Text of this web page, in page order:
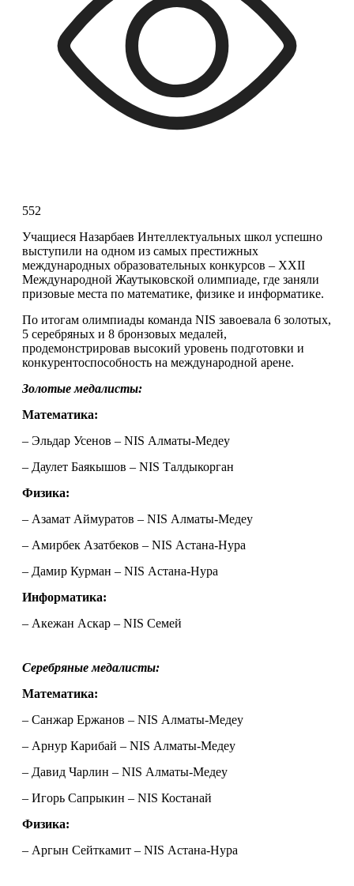
552
Учащиеся Назарбаев Интеллектуальных школ успешно
выступили на одном из самых престижных
международных образовательных конкурсов – XXII
Международной Жаутыковской олимпиаде, где заняли
призовые места по математике, физике и информатике.
По итогам олимпиады команда NIS завоевала 6 золотых,
5 серебряных и 8 бронзовых медалей,
продемонстрировав высокий уровень подготовки и
конкурентоспособность на международной арене.
Золотые медалисты:
Математика:
– Эльдар Усенов – NIS Алматы-Медеу
– Даулет Баякышов – NIS Талдыкорган
Физика:
– Азамат Аймуратов – NIS Алматы-Медеу
– Амирбек Азатбеков – NIS Астана-Нура
– Дамир Курман – NIS Астана-Нура
Информатика:
– Акежан Аскар – NIS Семей
Серебряные медалисты:
Математика:
– Санжар Ержанов – NIS Алматы-Медеу
– Арнур Карибай – NIS Алматы-Медеу
– Давид Чарлин – NIS Алматы-Медеу
– Игорь Сапрыкин – NIS Костанай
Физика:
– Аргын Сейткамит – NIS Астана-Нура